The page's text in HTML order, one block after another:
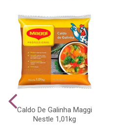
Caldo De Galinha Maggi
Nestle 1,01kg